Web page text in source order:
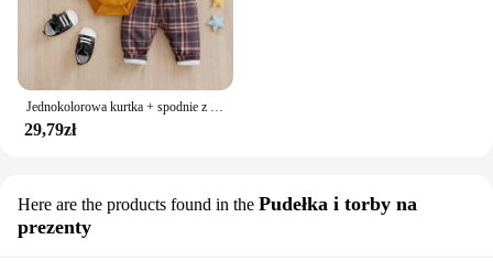
29,79zł
Here are the products found in the Pudełka i torby na
prezenty